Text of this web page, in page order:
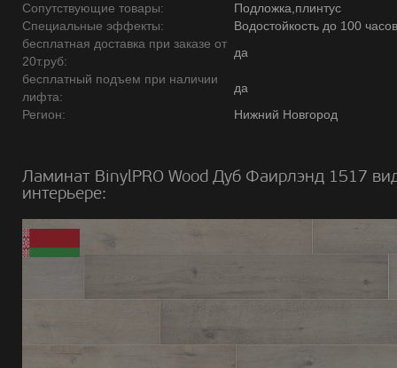
Сопутствующие товары:
Подложка,плинтус
Специальные эффекты:
Водостойкость до 100 часов
бесплатная доставка при заказе от
20т.руб:
да
бесплатный подъем при наличии
лифта:
да
Регион:
Нижний Новгород
Ламинат BinylPRO Wood Дуб Фаирлэнд 1517
интерьере: